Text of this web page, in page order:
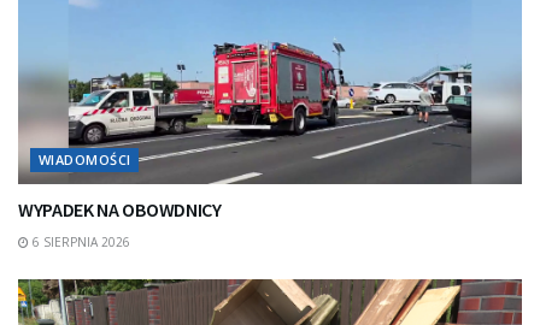
WIADOMOŚCI
WYPADEK NA OBOWDNICY
6 SIERPNIA 2026